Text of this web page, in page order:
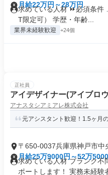
月給22万円～28万円
求めている人材 ⏩必須
T限定可） 学歴・年齢...
業界未経験歓迎 +24個
正社員
アイデザイナー(アイブロ
アナスタシアミアレ株式会社
元アシスタント歓迎！1.5ヶ月
〒650-0037兵庫県神戸市中
月給25万9000円～52万
求めている人材 ブランク不
ポートします！ 実務未経験